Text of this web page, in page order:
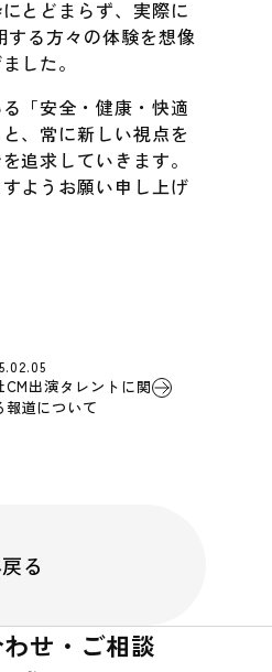
とどまらず、実際に
する方々の体験を想像
した。
「安全・健康・快適
、常に新しい視点を
追求していきます。
ようお願い申し上げ
CM出演タレントに関
報道について
る
せ・ご相談